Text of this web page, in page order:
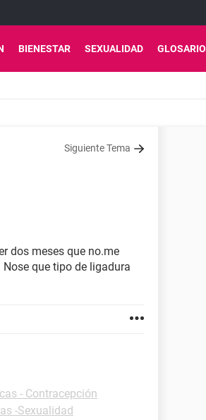
BIENESTAR SEXUALIDAD GLOSARIO
Siguiente Tema
dos meses que no.me
que tipo de ligadura
- Contracepción
-Sexualidad